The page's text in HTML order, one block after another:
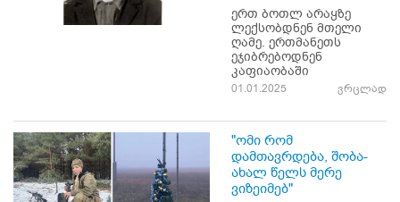
ერთ ბოთლ არაყზე
ლექსობდნენ მთელი
ღამე. ერთმანეთს
ეჯიბრებოდნენ
კაფიაობაში
01.01.2025 ვრცლად
"ომი რომ
დამთავრდება, შობა-
ახალ წელს მერე
ვიზეიმებ"